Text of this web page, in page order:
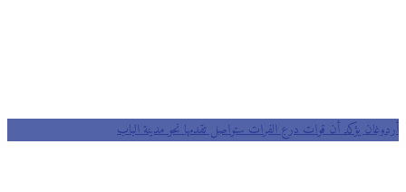
أردوغان يؤكد أن قوات درع الفرات ستواصل تقدمها نحو مدينة الباب